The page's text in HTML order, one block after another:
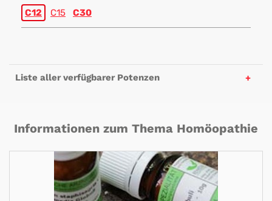
C12 C15 C30
Liste aller verfügbarer Potenzen
Informationen zum Thema Homöopathie